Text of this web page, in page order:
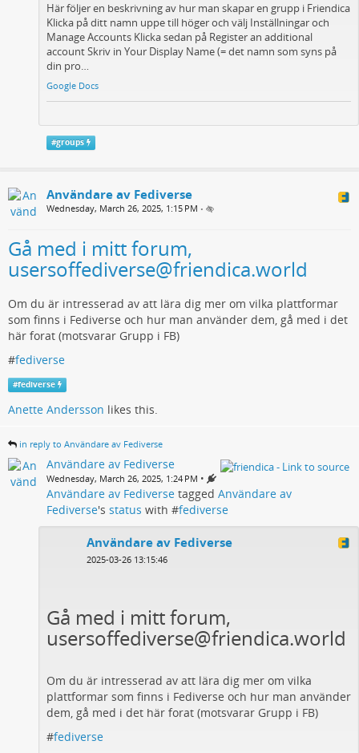
Här följer en beskrivning av hur man skapar en grupp i Friendica
Klicka på ditt namn uppe till höger och välj Inställningar och
Manage Accounts Klicka sedan på Register an additional
account Skriv in Your Display Name (= det namn som syns på
din pro…
Google Docs
#groups
Användare av Fediverse
Wednesday, March 26, 2025, 1:15 PM •
Gå med i mitt forum,
usersoffediverse@friendica.world
Om du är intresserad av att lära dig mer om vilka plattformar
som finns i Fediverse och hur man använder dem, gå med i det
här forat (motsvarar Grupp i FB)
#fediverse
#fediverse
Anette Andersson likes this.
in reply to Användare av Fediverse
Användare av Fediverse
Wednesday, March 26, 2025, 1:24 PM •
Användare av Fediverse tagged Användare av
Fediverse's status with #fediverse
Användare av Fediverse
2025-03-26 13:15:46
Gå med i mitt forum,
usersoffediverse@friendica.world
Om du är intresserad av att lära dig mer om vilka
plattformar som finns i Fediverse och hur man använder
dem, gå med i det här forat (motsvarar Grupp i FB)
#fediverse